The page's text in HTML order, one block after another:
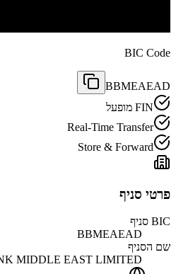
BIC Code
BBMEAEAD
FIN מופעל
Real-Time Transfer
Store & Forward
פרטי סניף
BIC סניף
BBMEAEAD
שם הסניף
MIDDLE EAST LIMITED